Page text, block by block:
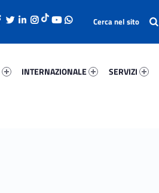
INTERNAZIONALE
SERVIZI